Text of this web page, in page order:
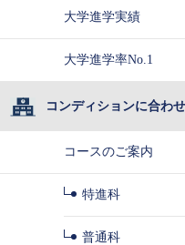
大学進学実績
大学進学率No.1
コンディションに合わ
コースのご案内
特進科
普通科